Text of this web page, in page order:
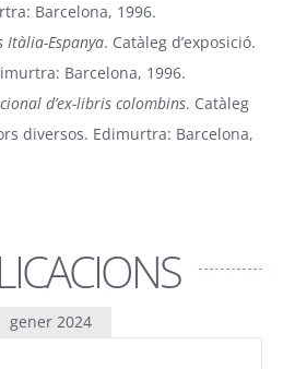
Barcelona, 1996.
Itàlia-Espanya. Catàleg d’exposició.
Barcelona, 1996.
d’ex-libris colombins. Catàleg
diversos. Edimurtra: Barcelona,
gener 2024